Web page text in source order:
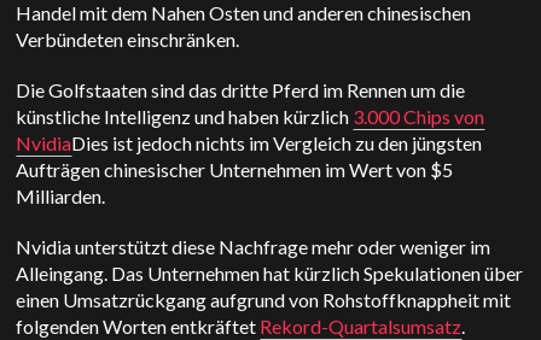
Handel mit dem Nahen Osten und anderen chinesischen
Verbündeten einschränken.
Die Golfstaaten sind das dritte Pferd im Rennen um die
künstliche Intelligenz und haben kürzlich 3.000 Chips von
NvidiaDies ist jedoch nichts im Vergleich zu den jüngsten
Aufträgen chinesischer Unternehmen im Wert von $5
Milliarden.
Nvidia unterstützt diese Nachfrage mehr oder weniger im
Alleingang. Das Unternehmen hat kürzlich Spekulationen über
einen Umsatzrückgang aufgrund von Rohstoffknappheit mit
folgenden Worten entkräftet Rekord-Quartalsumsatz.